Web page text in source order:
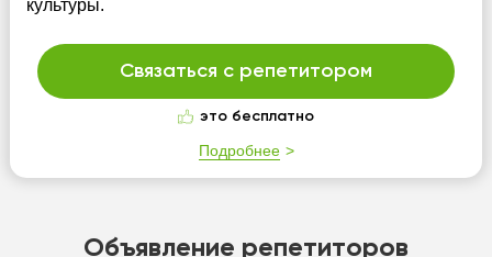
культуры.
Связаться с репетитором
это бесплатно
Подробнее
Объявление репетиторов